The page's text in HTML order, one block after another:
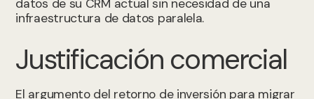
datos de su CRM actual sin necesidad de una
infraestructura de datos paralela.
Justificación comercial
El argumento del retorno de inversión para migrar